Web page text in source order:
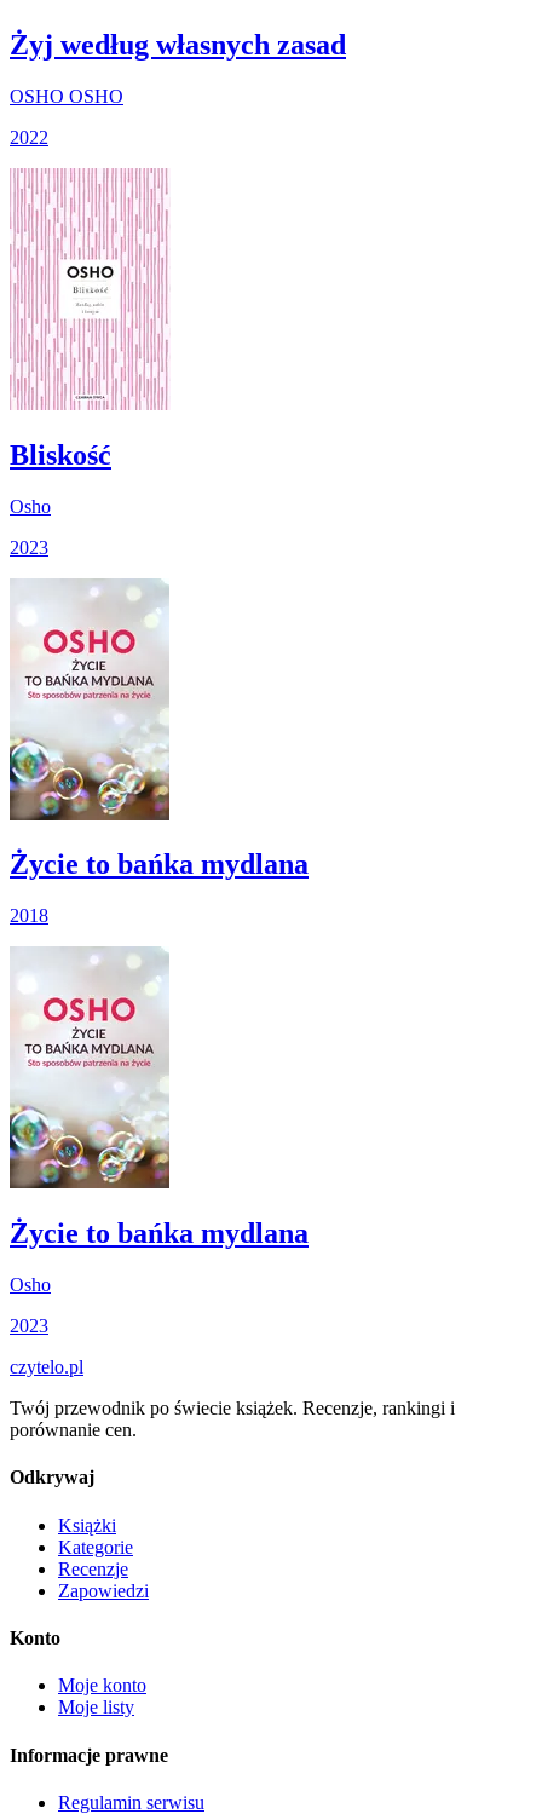
Żyj według własnych zasad
OSHO OSHO
2022
Bliskość
Osho
2023
Życie to bańka mydlana
2018
Życie to bańka mydlana
Osho
2023
czytelo.pl
Twój przewodnik po świecie książek. Recenzje, rankingi i
porównanie cen.
Odkrywaj
Książki
Kategorie
Recenzje
Zapowiedzi
Konto
Moje konto
Moje listy
Informacje prawne
Regulamin serwisu